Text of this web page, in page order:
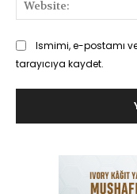
Ismimi, e-postamı
tarayıcıya kaydet.